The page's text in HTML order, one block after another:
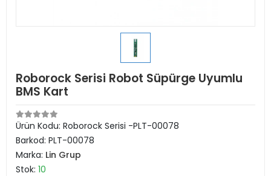
Roborock Serisi Robot Süpürge Uyumlu
BMS Kart
Ürün Kodu: Roborock Serisi -PLT-00078
Barkod: PLT-00078
Marka: Lin Grup
Stok: 10